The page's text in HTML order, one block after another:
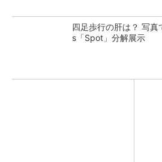
四足歩行の肝は？ 写
s「Spot」分解展示